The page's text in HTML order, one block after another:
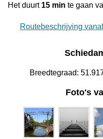
Het duurt 15 min te gaan
Routebeschrijving
Breedtegraad:
Foto's